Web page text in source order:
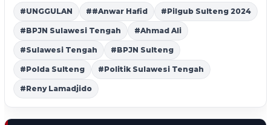
#UNGGULAN ##Anwar Hafid #Pilgub Sulteng 2024
#BPJN Sulawesi Tengah #Ahmad Ali
#Sulawesi Tengah #BPJN Sulteng
#Polda Sulteng #Politik Sulawesi Tengah
#Reny Lamadjido